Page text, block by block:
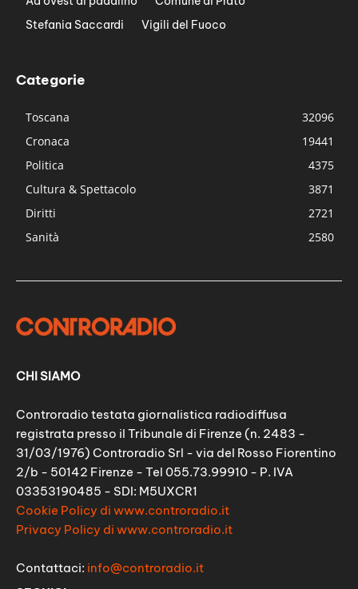
Stefania Saccardi
Vigili del Fuoco
Categorie
Toscana
32096
Cronaca
19441
Politica
4375
Cultura & Spettacolo
3871
Diritti
2721
Sanità
2580
CHI SIAMO
Controradio testata giornalistica radiodiffusa
registrata presso il Tribunale di Firenze (n. 2483 -
31/03/1976) Controradio Srl - via del Rosso Fiorentino
2/b - 50142 Firenze - Tel 055.73.99910 - P. IVA
03353190485 - SDI: M5UXCR1
Cookie Policy di www.controradio.it
Privacy Policy di www.controradio.it
Contattaci: info@controradio.it